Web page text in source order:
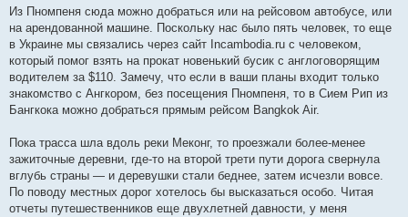
Из Пномпеня сюда можно добраться или на рейсовом автобусе, или
на арендованной машине. Поскольку нас было пять человек, то еще
в Украине мы связались через сайт Incambodia.ru с человеком,
который помог взять на прокат новенький бусик с англоговорящим
водителем за $110. Замечу, что если в ваши планы входит только
знакомство с Ангкором, без посещения Пномпеня, то в Сием Рип из
Бангкока можно добраться прямым рейсом Bangkok Air.
Пока трасса шла вдоль реки Меконг, то проезжали более-менее
зажиточные деревни, где-то на второй трети пути дорога свернула
вглубь страны — и деревушки стали беднее, затем исчезли вовсе.
По поводу местных дорог хотелось бы высказаться особо. Читая
отчеты путешественников еще двухлетней давности, у меня